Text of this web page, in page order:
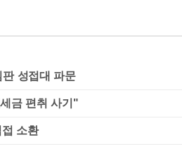
성접대 파문
금 편취 사기"
소환